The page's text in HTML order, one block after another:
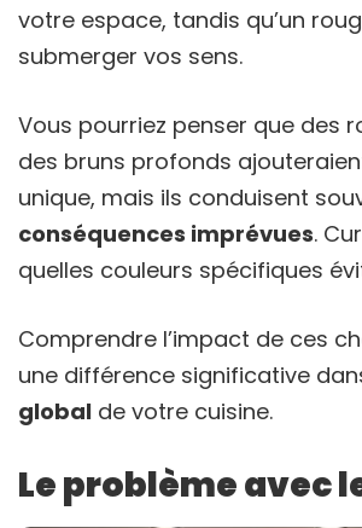
votre espace, tandis qu’un
submerger vos sens.
Vous pourriez penser que des
des bruns profonds
unique, mais ils conduisent
conséquences imprévues.
quelles couleurs spécifiques
Comprendre l’impact de ces
une différence significative
global de votre cuisine.
Le problème avec